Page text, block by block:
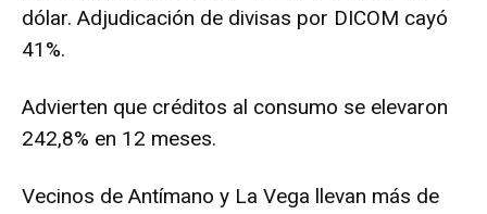
dólar. Adjudicación de divisas por DICOM cayó
41%.
Advierten que créditos al consumo se elevaron
242,8% en 12 meses.
Vecinos de Antímano y La Vega llevan más de